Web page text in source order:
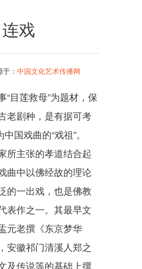
戏
： 中国文化艺术传播网
“目莲救母”为题材，保
老剧种，是有据可考
国戏曲的“戏祖”。
所主张的孝道结合起
曲中以佛经故的理论
的一出戏，也是佛教
表作之一。其最早文
元老撰《东京梦华
安徽祁门清溪人郑之
及传说等的基础上撰